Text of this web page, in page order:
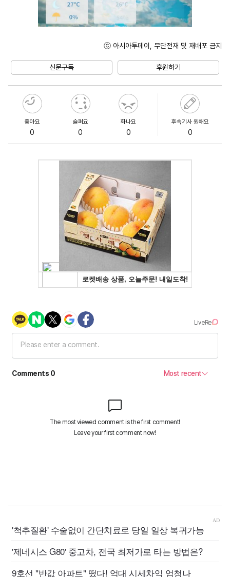
ⓒ 아시아투데이, 무단전재 및 재배포 금지
신문구독 후원하기
좋아요
0
슬퍼요
0
화나요
0
후속기사 원해요
0